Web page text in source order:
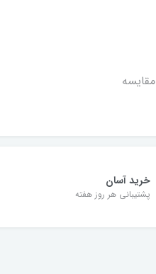
مقایسه
خرید آسان
پشتیبانی هر روز هفته